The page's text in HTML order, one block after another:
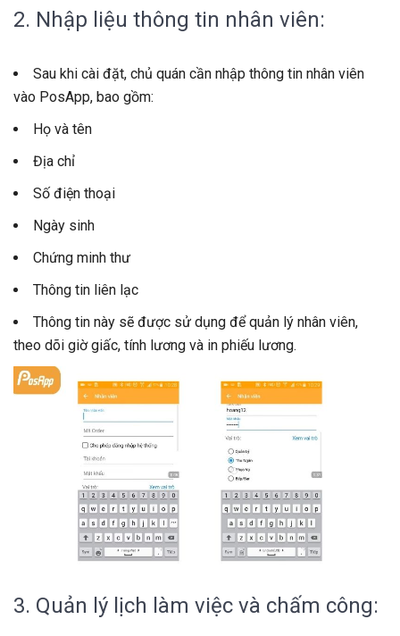
2. Nhập liệu thông tin nhân viên:
Sau khi cài đặt, chủ quán cần nhập thông tin nhân viên
vào PosApp, bao gồm:
Họ và tên
Địa chỉ
Số điện thoại
Ngày sinh
Chứng minh thư
Thông tin liên lạc
Thông tin này sẽ được sử dụng để quản lý nhân viên,
theo dõi giờ giấc, tính lương và in phiếu lương.
3. Quản lý lịch làm việc và chấm công: